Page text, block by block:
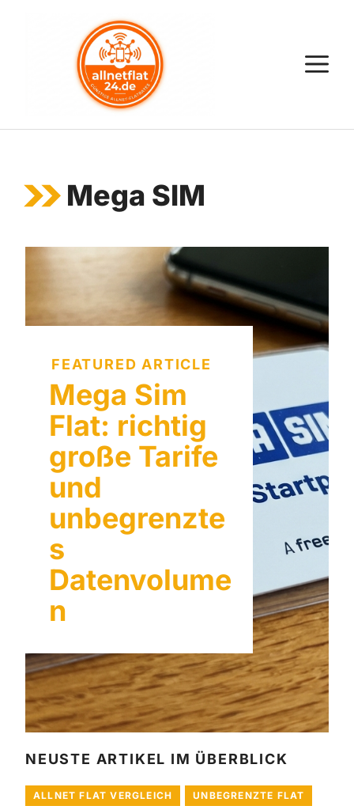
Mega SIM
FEATURED ARTICLE
Mega Sim
Flat: richtig
große Tarife
und
unbegrenzte
s
Datenvolume
n
NEUSTE ARTIKEL IM ÜBERBLICK
ALLNET FLAT VERGLEICH UNBEGRENZTE FLAT